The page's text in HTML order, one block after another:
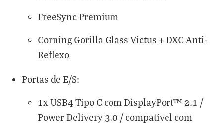
FreeSync Premium
Corning Gorilla Glass Victus + DXC Anti-
Reflexo
Portas de E/S:
1x USB4 Tipo C com DisplayPort™ 2.1 /
Power Delivery 3.0 / compatível com